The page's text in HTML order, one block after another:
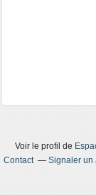
Voir le profil de
Contact
Signaler un